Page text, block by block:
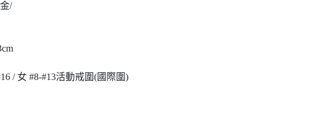
/
/ 女 #8-#13活動戒圍(國際圍)